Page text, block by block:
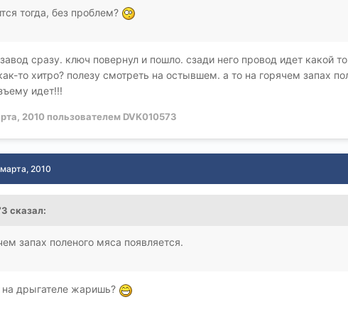
тогда, без проблем?
сразу. ключ повернул и пошло. сзади него провод идет какой
то хитро? полезу смотреть на остывшем. а то на горячем запах
идет!!!
2010 пользователем DVK010573
2010
сказал:
запах поленого мяса появляется.
дрыгателе жаришь?